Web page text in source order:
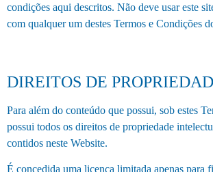
condições aqui descritos. Não deve usar este
com qualquer um destes Termos e Condições
DIREITOS DE
Para além do conteúdo que possui, sob estes
possui todos os direitos de propriedade
contidos neste Website.
É concedida uma licença limitada apenas para